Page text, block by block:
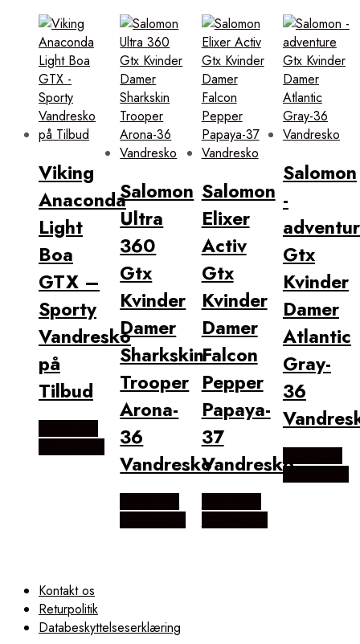
Viking
Anaconda
Light
Boa
GTX –
Sporty
Vandresko
på
Tilbud
Salomon
Ultra
360
Gtx
Kvinder
Damer
Sharkskin
Trooper
Arona-
36
Vandresko
Salomon
Elixer
Activ
Gtx
Kvinder
Damer
Falcon
Pepper
Papaya-
37
Vandresko
Salomon
-
Gtx
Kvinder
Damer
Atlantic
Gray-
36
Outdoornu
Kontakt os
Returpolitik
Databeskyttelseserklæring